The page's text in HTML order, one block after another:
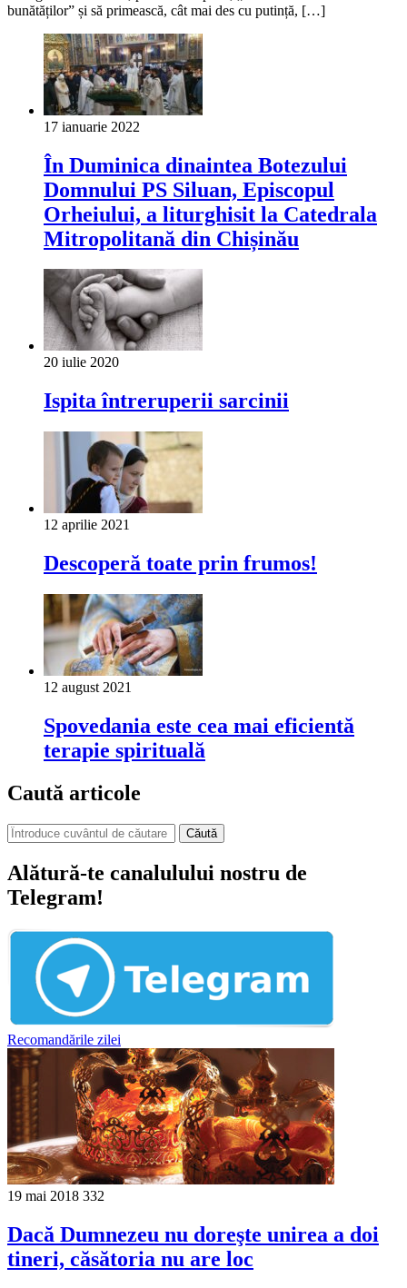
bunătăților” și să primească, cât mai des cu putință, […]
17 ianuarie 2022
În Duminica dinaintea Botezului
Domnului PS Siluan, Episcopul
Orheiului, a liturghisit la Catedrala
Mitropolitană din Chișinău
20 iulie 2020
Ispita întreruperii sarcinii
12 aprilie 2021
Descoperă toate prin frumos!
12 august 2021
Spovedania este cea mai eficientă
terapie spirituală
Caută articole
Căută
Alătură-te canalulului nostru de
Telegram!
Recomandările zilei
19 mai 2018 332
Dacă Dumnezeu nu doreşte unirea a doi
tineri, căsătoria nu are loc